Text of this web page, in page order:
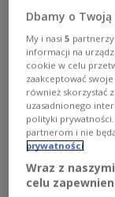
перервах,
від
Dbamy o
My i nasi5
informacji na
cookie w celu
zaakceptować
również skorzystać
uzasadnionego
polityki
partnerom i nie
prywatności
Wraz z
celu